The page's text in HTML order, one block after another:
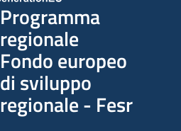
Programma
regionale
Fondo europeo
di sviluppo
regionale - Fesr